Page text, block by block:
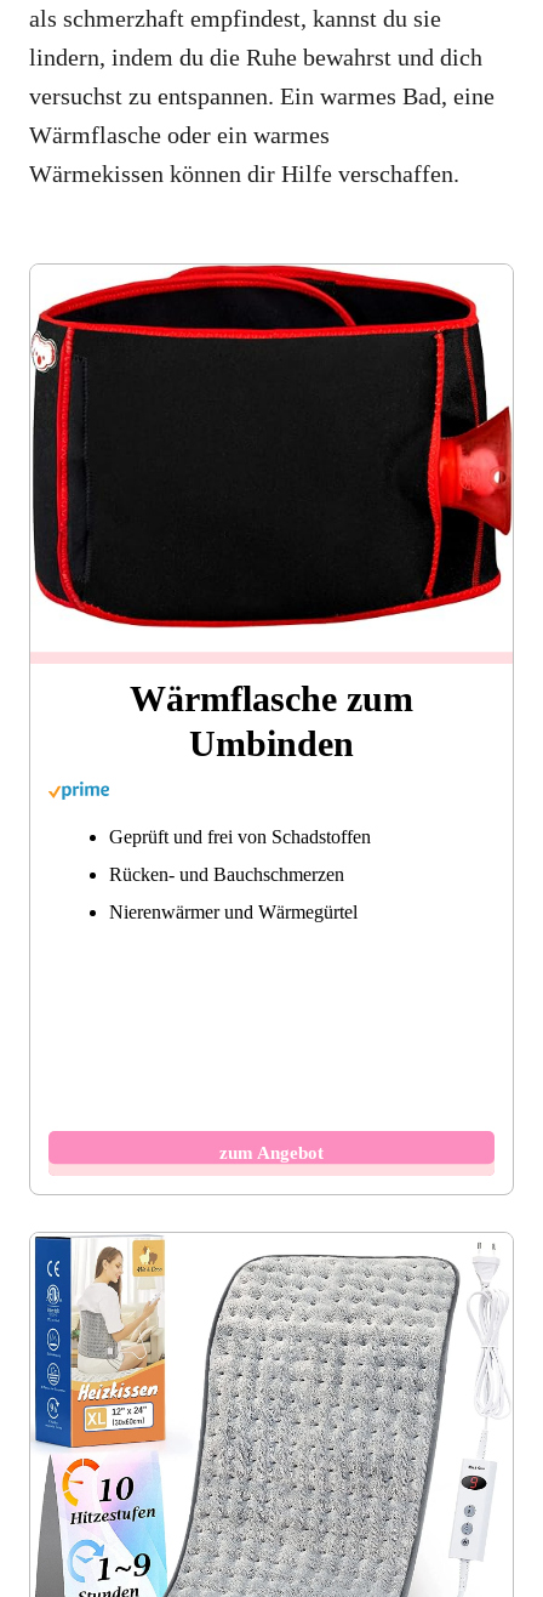
als schmerzhaft empfindest, kannst du sie
lindern, indem du die Ruhe bewahrst und dich
versuchst zu entspannen. Ein warmes Bad, eine
Wärmflasche oder ein warmes
Wärmekissen können dir Hilfe verschaffen.
Wärmflasche zum
Umbinden
Geprüft und frei von Schadstoffen
Rücken- und Bauchschmerzen
Nierenwärmer und Wärmegürtel
zum Angebot